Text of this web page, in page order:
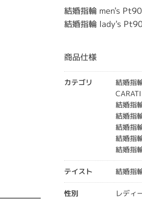
結婚指輪 men's
結婚指輪 lady's
商品仕様
カテゴリ
結婚指
結婚指
結婚指
結婚指
結婚指
結婚指
テイスト 結婚指
性別
レディ